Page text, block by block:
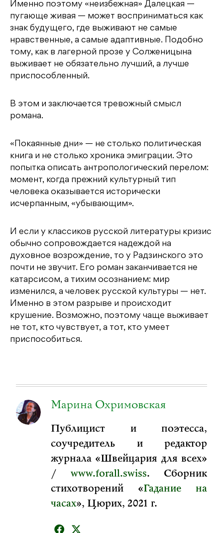
Именно поэтому «неизбежная» Далецкая —
пугающе живая — может восприниматься как
знак будущего, где выживают не самые
нравственные, а самые адаптивные. Подобно
тому, как в лагерной прозе у Солженицына
выживает не обязательно лучший, а лучше
приспособленный.
В этом и заключается тревожный смысл
романа.
«Покаянные дни» — не столько политическая
книга и не столько хроника эмиграции. Это
попытка описать антропологический перелом:
момент, когда прежний культурный тип
человека оказывается исторически
исчерпанным, «убывающим».
И если у классиков русской литературы кризис
обычно сопровождается надеждой на
духовное возрождение, то у Радзинского это
почти не звучит. Его роман заканчивается не
катарсисом, а тихим осознанием: мир
изменился, а человек русской культуры — нет.
Именно в этом разрыве и происходит
крушение. Возможно, поэтому чаще выживает
не тот, кто чувствует, а тот, кто умеет
приспособиться.
Марина Охримовская
Публицист и поэтесса,
соучредитель и редактор
журнала «Швейцария для всех»
/ www.forall.swiss. Сборник
стихотворений «Гадание на
часах», Цюрих, 2021 г.